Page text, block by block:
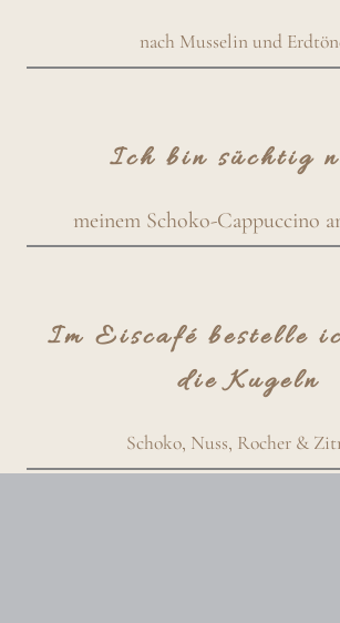
nach Musselin und
Ich bin süchtig
meinem Schoko-Cappuccino
Im Eiscafé bestelle
die Kugeln
Schoko, Nuss, Rocher &